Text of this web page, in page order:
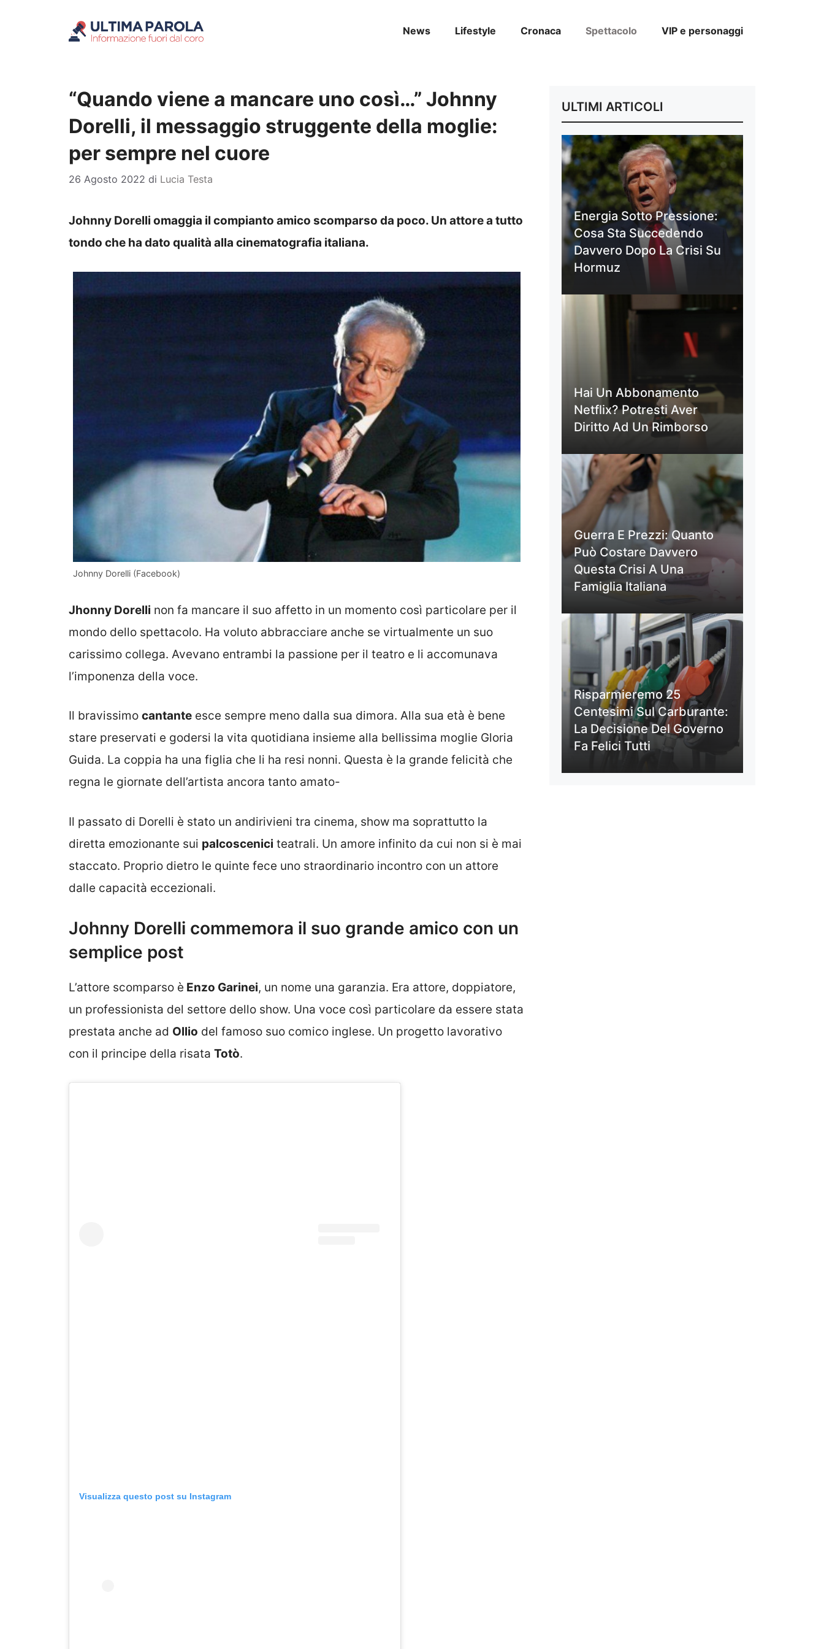
News Lifestyle Cronaca Spettacolo VIP e personaggi
“Quando viene a mancare uno così…” Johnny
Dorelli, il messaggio struggente della moglie:
per sempre nel cuore
26 Agosto 2022 di Lucia Testa
Johnny Dorelli omaggia il compianto amico scomparso da poco. Un attore a tutto
tondo che ha dato qualità alla cinematografia italiana.
Johnny Dorelli (Facebook)
Jhonny Dorelli non fa mancare il suo affetto in un momento così particolare per il
mondo dello spettacolo. Ha voluto abbracciare anche se virtualmente un suo
carissimo collega. Avevano entrambi la passione per il teatro e li accomunava
l’imponenza della voce.
Il bravissimo cantante esce sempre meno dalla sua dimora. Alla sua età è bene
stare preservati e godersi la vita quotidiana insieme alla bellissima moglie Gloria
Guida. La coppia ha una figlia che li ha resi nonni. Questa è la grande felicità che
regna le giornate dell’artista ancora tanto amato-
Il passato di Dorelli è stato un andirivieni tra cinema, show ma soprattutto la
diretta emozionante sui palcoscenici teatrali. Un amore infinito da cui non si è mai
staccato. Proprio dietro le quinte fece uno straordinario incontro con un attore
dalle capacità eccezionali.
Johnny Dorelli commemora il suo grande amico con un
semplice post
L’attore scomparso è Enzo Garinei, un nome una garanzia. Era attore, doppiatore,
un professionista del settore dello show. Una voce così particolare da essere stata
prestata anche ad Ollio del famoso suo comico inglese. Un progetto lavorativo
con il principe della risata Totò.
Visualizza questo post su Instagram
ULTIMI ARTICOLI
Energia Sotto Pressione:
Cosa Sta Succedendo
Davvero Dopo La Crisi Su
Hormuz
Hai Un Abbonamento
Netflix? Potresti Aver
Diritto Ad Un Rimborso
Guerra E Prezzi: Quanto
Può Costare Davvero
Questa Crisi A Una
Famiglia Italiana
Risparmieremo 25
Centesimi Sul Carburante:
La Decisione Del Governo
Fa Felici Tutti